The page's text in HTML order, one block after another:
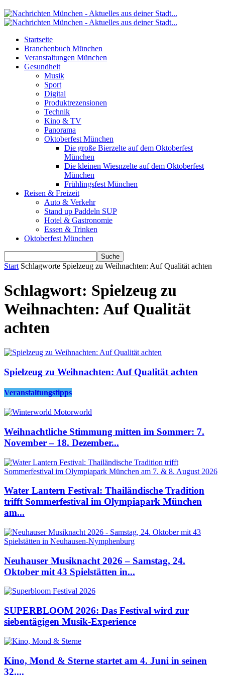
Startseite
Branchenbuch München
Veranstaltungen München
Gesundheit
Musik
Sport
Digital
Produktrezensionen
Technik
Kino & TV
Panorama
Oktoberfest München
Die große Bierzelte auf dem Oktoberfest
München
Die kleinen Wiesnzelte auf dem Oktoberfest
München
Frühlingsfest München
Reisen & Freizeit
Auto & Verkehr
Stand up Paddeln SUP
Hotel & Gastronomie
Essen & Trinken
Oktoberfest München
Start Schlagworte Spielzeug zu Weihnachten: Auf Qualität achten
Schlagwort: Spielzeug zu
Weihnachten: Auf Qualität
achten
Spielzeug zu Weihnachten: Auf Qualität achten
Veranstaltungstipps
Weihnachtliche Stimmung mitten im Sommer: 7.
November – 18. Dezember...
Water Lantern Festival: Thailändische Tradition
trifft Sommerfestival im Olympiapark München
am...
Neuhauser Musiknacht 2026 – Samstag, 24.
Oktober mit 43 Spielstätten in...
SUPERBLOOM 2026: Das Festival wird zur
siebentägigen Musik-Experience
Kino, Mond & Sterne startet am 4. Juni in seinen
32....